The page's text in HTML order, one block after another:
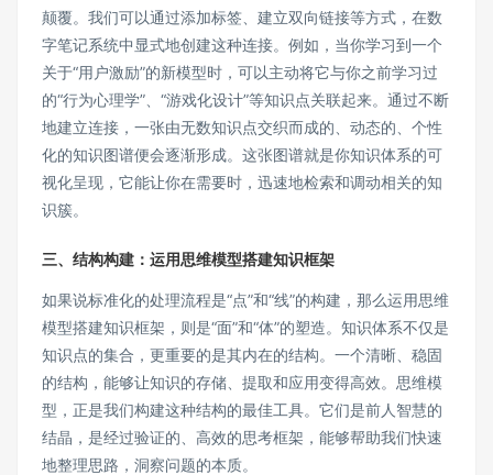
颠覆。我们可以通过添加标签、建立双向链接等方式，在数
字笔记系统中显式地创建这种连接。例如，当你学习到一个
关于“用户激励”的新模型时，可以主动将它与你之前学习过
的“行为心理学”、“游戏化设计”等知识点关联起来。通过不断
地建立连接，一张由无数知识点交织而成的、动态的、个性
化的知识图谱便会逐渐形成。这张图谱就是你知识体系的可
视化呈现，它能让你在需要时，迅速地检索和调动相关的知
识簇。
三、结构构建：运用思维模型搭建知识框架
如果说标准化的处理流程是“点”和“线”的构建，那么运用思维
模型搭建知识框架，则是“面”和“体”的塑造。知识体系不仅是
知识点的集合，更重要的是其内在的结构。一个清晰、稳固
的结构，能够让知识的存储、提取和应用变得高效。思维模
型，正是我们构建这种结构的最佳工具。它们是前人智慧的
结晶，是经过验证的、高效的思考框架，能够帮助我们快速
地整理思路，洞察问题的本质。